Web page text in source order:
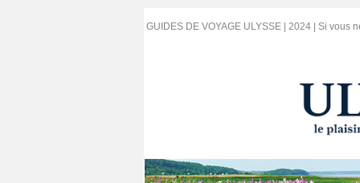
GUIDES DE VOYAGE ULYSSE | 2024 | Si